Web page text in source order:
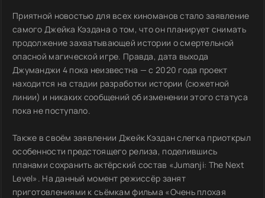
Приятной новостью для всех киноманов стало заявление
самого Джейка Кэздана о том, что он планирует снимать
продолжение захватывающей истории о смертельной
опасной магической игре. Правда, дата выхода
Джуманджи 4 пока неизвестна — с 2020 года проект
находится на стадии разработки истории (сюжетной
линии) и никаких сообщений об изменении этого статуса
пока не поступало.
Также в своём заявлении Джейк Кэздан слегка приоткрыл
особенности предстоящего релиза, поделившись
планами сохранить актёрский состав «Jumanji: The Next
Level». На данный момент режиссёр занят
приготовлениями к съёмкам фильма «Очень плохая